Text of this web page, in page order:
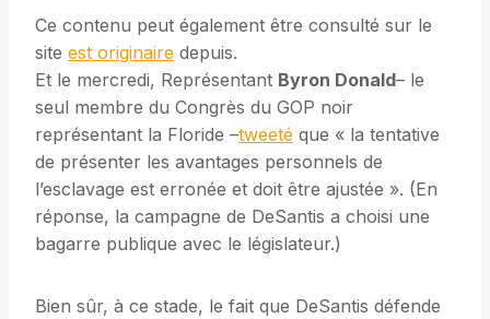
Ce contenu peut également être consulté sur le
site est originaire depuis.
Et le mercredi, Représentant Byron Donald– le
seul membre du Congrès du GOP noir
représentant la Floride –tweeté que « la tentative
de présenter les avantages personnels de
l’esclavage est erronée et doit être ajustée ». (En
réponse, la campagne de DeSantis a choisi une
bagarre publique avec le législateur.)
Bien sûr, à ce stade, le fait que DeSantis défende